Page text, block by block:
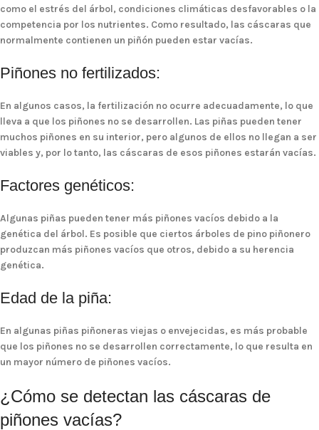
como el estrés del árbol, condiciones climáticas desfavorables o la
competencia por los nutrientes. Como resultado, las cáscaras que
normalmente contienen un piñón pueden estar vacías.
Piñones no fertilizados:
En algunos casos, la fertilización no ocurre adecuadamente, lo que
lleva a que los piñones no se desarrollen. Las piñas pueden tener
muchos piñones en su interior, pero algunos de ellos no llegan a ser
viables y, por lo tanto, las cáscaras de esos piñones estarán vacías.
Factores genéticos:
Algunas piñas pueden tener más piñones vacíos debido a la
genética del árbol. Es posible que ciertos árboles de pino piñonero
produzcan más piñones vacíos que otros, debido a su herencia
genética.
Edad de la piña:
En algunas piñas piñoneras viejas o envejecidas, es más probable
que los piñones no se desarrollen correctamente, lo que resulta en
un mayor número de piñones vacíos.
¿Cómo se detectan las cáscaras de
piñones vacías?